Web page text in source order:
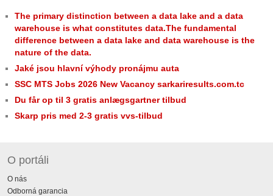
The primary distinction between a data lake and a data
warehouse is what constitutes data.The fundamental
difference between a data lake and data warehouse is the
nature of the data.
Jaké jsou hlavní výhody pronájmu auta
SSC MTS Jobs 2026 New Vacancy sarkariresults.com.tc
Du får op til 3 gratis anlægsgartner tilbud
Skarp pris med 2-3 gratis vvs-tilbud
O portáli
O nás
Odborná garancia